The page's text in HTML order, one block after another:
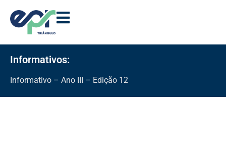
Informativos:
Informativo – Ano III – Edição 12